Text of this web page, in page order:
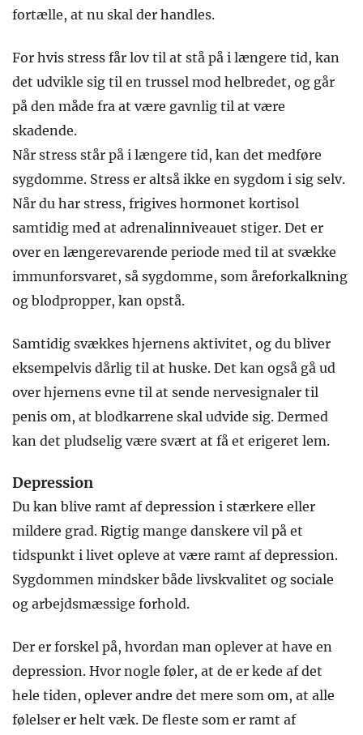
fortælle, at nu skal der handles.
For hvis stress får lov til at stå på i længere tid, kan
det udvikle sig til en trussel mod helbredet, og går
på den måde fra at være gavnlig til at være
skadende.
Når stress står på i længere tid, kan det medføre
sygdomme. Stress er altså ikke en sygdom i sig selv.
Når du har stress, frigives hormonet kortisol
samtidig med at adrenalinniveauet stiger. Det er
over en længerevarende periode med til at svække
immunforsvaret, så sygdomme, som åreforkalkning
og blodpropper, kan opstå.
Samtidig svækkes hjernens aktivitet, og du bliver
eksempelvis dårlig til at huske. Det kan også gå ud
over hjernens evne til at sende nervesignaler til
penis om, at blodkarrene skal udvide sig. Dermed
kan det pludselig være svært at få et erigeret lem.
Depression
Du kan blive ramt af depression i stærkere eller
mildere grad. Rigtig mange danskere vil på et
tidspunkt i livet opleve at være ramt af depression.
Sygdommen mindsker både livskvalitet og sociale
og arbejdsmæssige forhold.
Der er forskel på, hvordan man oplever at have en
depression. Hvor nogle føler, at de er kede af det
hele tiden, oplever andre det mere som om, at alle
følelser er helt væk. De fleste som er ramt af